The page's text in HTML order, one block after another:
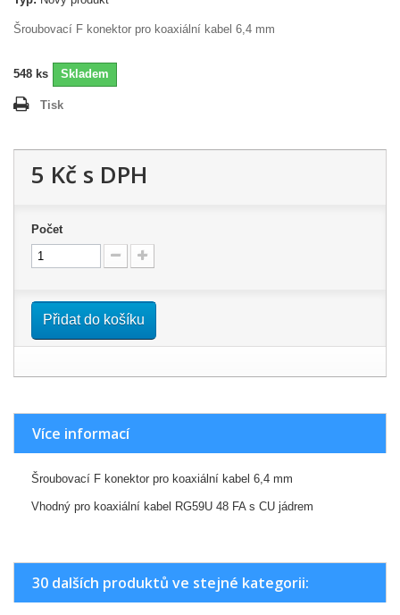
Šroubovací F konektor pro koaxiální kabel 6,4 mm
548 ks Skladem
Tisk
5 Kč s DPH
Počet
Přidat do košíku
Více informací
Šroubovací F konektor pro koaxiální kabel 6,4 mm
Vhodný pro koaxiální kabel RG59U 48 FA s CU jádrem
30 dalších produktů ve stejné kategorii: